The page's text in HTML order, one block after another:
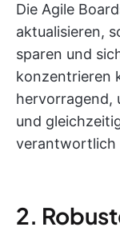
Die Agile
aktualisieren,
sparen und
konzentrieren
hervorragend,
und
verantwortlich
2.